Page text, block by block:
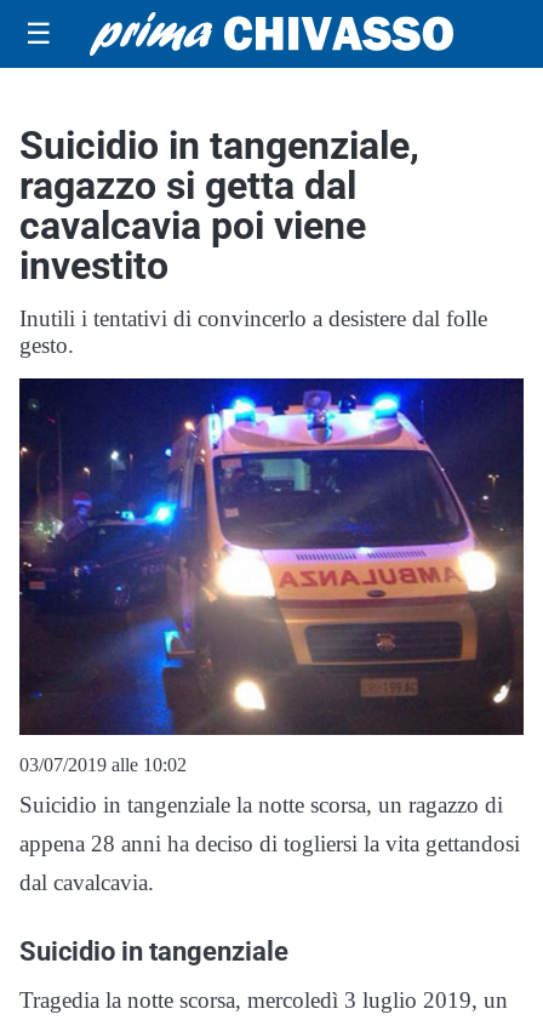
☰
Suicidio in tangenziale,
ragazzo si getta dal
cavalcavia poi viene
investito
Inutili i tentativi di convincerlo a desistere dal folle
gesto.
03/07/2019 alle 10:02
Suicidio in tangenziale la notte scorsa, un ragazzo di
appena 28 anni ha deciso di togliersi la vita gettandosi
dal cavalcavia.
Suicidio in tangenziale
Tragedia la notte scorsa, mercoledì 3 luglio 2019, un